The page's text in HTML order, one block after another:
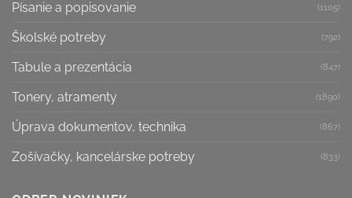
Písanie a popisovanie (1105)
Školské potreby (792)
Tabule a prezentácia (847)
Tonery, atramenty (1890)
Úprava dokumentov, technika (867)
Zošívačky, kancelárske potreby (833)